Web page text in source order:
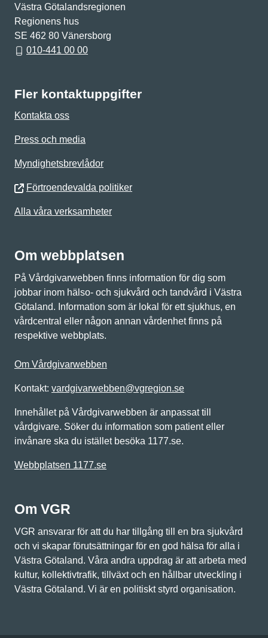
Västra Götalandsregionen
Regionens hus
SE 462 80 Vänersborg
010-441 00 00
Fler kontaktuppgifter
Kontakta oss
Press och media
Myndighetsbrevlådor
Förtroendevalda politiker
Alla våra verksamheter
Om webbplatsen
På Vårdgivarwebben finns information för dig som
jobbar inom hälso- och sjukvård och tandvård i Västra
Götaland. Information som är lokal för ett sjukhus, en
vårdcentral eller någon annan vårdenhet finns på
respektive webbplats.
Om Vårdgivarwebben
Kontakt: vardgivarwebben@vgregion.se
Innehållet på Vårdgivarwebben är anpassat till
vårdgivare. Söker du information som patient eller
invånare ska du istället besöka 1177.se.
Webbplatsen 1177.se
Om VGR
VGR ansvarar för att du har tillgång till en bra sjukvård
och vi skapar förutsättningar för en god hälsa för alla i
Västra Götaland. Våra andra uppdrag är att arbeta med
kultur, kollektivtrafik, tillväxt och en hållbar utveckling i
Västra Götaland. Vi är en politiskt styrd organisation.